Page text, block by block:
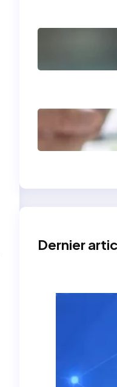
Dernier